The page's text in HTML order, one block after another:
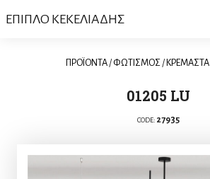
ΕΠΙΠΛΟ ΚΕΚΕΛΙΑΔΗΣ
ΠΡΟΪΟΝΤΑ / ΦΩΤΙΣΜΟΣ / ΚΡΕΜΑΣΤΑ
01205 LU
CODE: 27935